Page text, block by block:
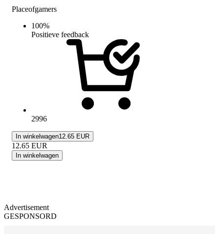
Placeofgamers
100%
Positieve feedback
2996
In winkelwagen12.65 EUR
12.65 EUR
In winkelwagen
Advertisement
GESPONSORD